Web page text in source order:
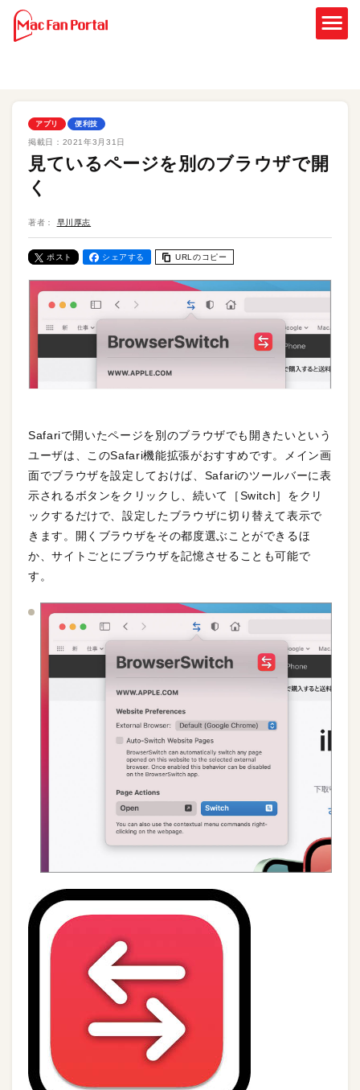
アプリ 便利技
掲載日： 2021年3月31日
見ているページを別のブラウザで開
く
著者： 早川厚志
ポスト シェアする URLのコピー
Safariで開いたページを別のブラウザでも開きたいという
ユーザは、このSafari機能拡張がおすすめです。メイン画
面でブラウザを設定しておけば、Safariのツールバーに表
示されるボタンをクリックし、続いて［Switch］をクリ
ックするだけで、設定したブラウザに切り替えて表示で
きます。開くブラウザをその都度選ぶことができるほ
か、サイトごとにブラウザを記憶させることも可能で
す。